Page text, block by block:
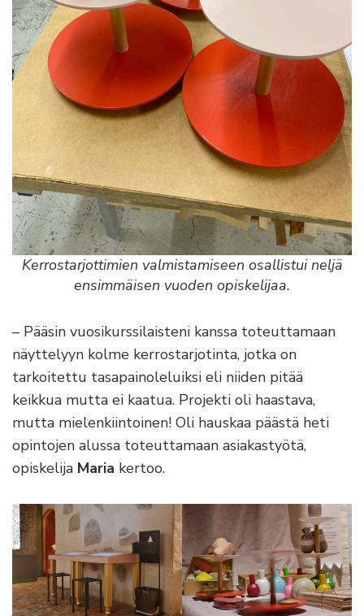
Kerrostarjottimien valmistamiseen osallistui neljä
ensimmäisen vuoden opiskelijaa.
– Pääsin vuosikurssilaisteni kanssa toteuttamaan
näyttelyyn kolme kerrostarjotinta, jotka on
tarkoitettu tasapainoleluiksi eli niiden pitää
keikkua mutta ei kaatua. Projekti oli haastava,
mutta mielenkiintoinen! Oli hauskaa päästä heti
opintojen alussa toteuttamaan asiakastyötä,
opiskelija Maria kertoo.